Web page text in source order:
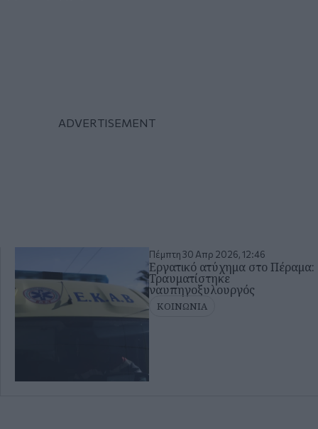
Πέμπτη 30 Απρ 2026, 12:46
Εργατικό ατύχημα στο Πέραμα:
Τραυματίστηκε
ναυπηγοξυλουργός
ΚΟΙΝΩΝΙΑ